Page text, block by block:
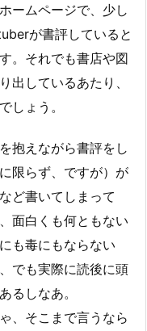
ームページで、少し
が書評していると
。それでも書店や図
出しているあたり、
しょう。
抱えながら書評をし
限らず、ですが）が
ど書いてしまって
面白くも何ともない
も毒にもならない
でも実際に読後に頭
るしなあ。
、そこまで言うなら